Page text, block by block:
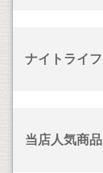
ナイトライフ
当店人気商品